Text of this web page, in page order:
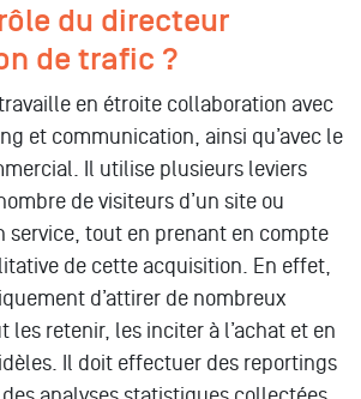
du directeur
de trafic ?
en étroite collaboration avec
et communication, ainsi qu’avec le
Il utilise plusieurs leviers
de visiteurs d’un site ou
service, tout en prenant en compte
de cette acquisition. En effet,
d’attirer de nombreux
les retenir, les inciter à l’achat et en
Il doit effectuer des reportings